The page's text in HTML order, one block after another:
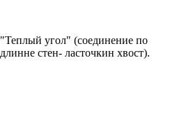
"Теплый угол" (соединение по
длинне стен- ласточкин хвост).